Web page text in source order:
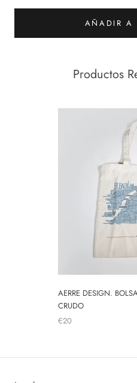
AÑADIR A
Productos
AERRE DESIGN.
CRUDO
€20